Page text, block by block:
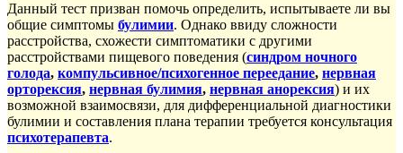
Данный тест призван помочь определить, испытываете ли вы
общие симптомы булимии. Однако ввиду сложности
расстройства, схожести симптоматики с другими
расстройствами пищевого поведения (синдром ночного
голода, компульсивное/психогенное переедание, нервная
орторексия, нервная булимия, нервная анорексия) и их
возможной взаимосвязи, для дифференциальной диагностики
булимии и составления плана терапии требуется консультация
психотерапевта.